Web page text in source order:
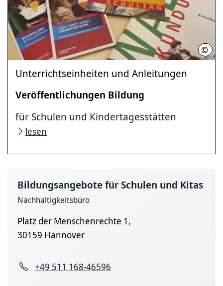
© LHH
Unterrichtseinheiten und Anleitungen
Veröffentlichungen Bildung
für Schulen und Kindertagesstätten
lesen
Bildungsangebote für Schulen und Kitas
Nachhaltigkeitsbüro
Platz der Menschenrechte 1,
30159 Hannover
+49 511 168-46596